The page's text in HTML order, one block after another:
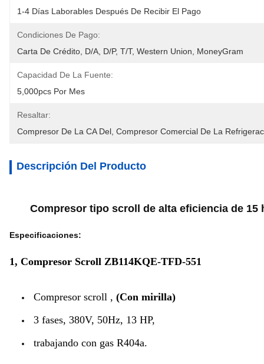
1-4 Días Laborables Después De Recibir El Pago
Condiciones De Pago:
Carta De Crédito, D/A, D/P, T/T, Western Union, MoneyGram
Capacidad De La Fuente:
5,000pcs Por Mes
Resaltar:
Compresor De La CA Del Compresor Comercial De La
Descripción Del Producto
Compresor tipo scroll de alta eficiencia de 15
Especificaciones:
1, Compresor Scroll ZB114KQE-TFD-551
Compresor scroll , (Con mirilla)
3 fases, 380V, 50Hz, 13 HP,
trabajando con gas R404a.